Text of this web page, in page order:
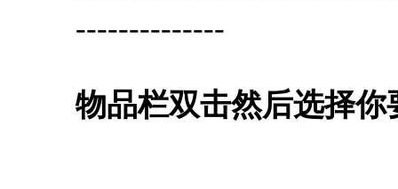
--------------
物品栏双击然后选择你